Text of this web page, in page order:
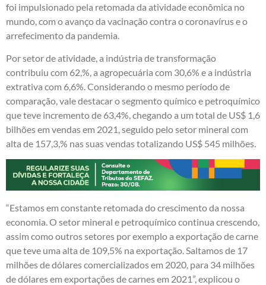
foi impulsionado pela retomada da atividade econômica no
mundo, com o avanço da vacinação contra o coronavírus e o
arrefecimento da pandemia.
Por setor de atividade, a indústria de transformação
contribuiu com 62,%, a agropecuária com 30,6% e a indústria
extrativa com 6,6%. Considerando o mesmo período de
comparação, vale destacar o segmento químico e petroquímico
que teve incremento de 63,4%, chegando a um total de US$ 1,6
bilhões em vendas em 2021, seguido pelo setor mineral com
alta de 157,3,% nas suas vendas totalizando US$ 545 milhões.
“Estamos em constante retomada do crescimento da nossa
economia. O setor mineral e petroquímico continua crescendo,
assim como outros setores por exemplo a exportação de carne
que teve uma alta de 109,5% na exportação. Saltamos de 17
milhões de dólares comercializados em 2020, para 34 milhões
de dólares em exportações de carnes em 2021”, explicou o